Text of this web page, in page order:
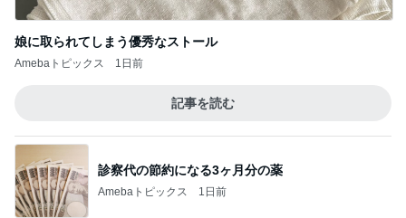
30代〜ファッション
★ワンピースがムームーに？！「360度キレ
イ見え」の必殺ワザはコレ♪
TOKYO REAL CLOTHES 大人世代のリアルクロー
2
と
ッションブログ